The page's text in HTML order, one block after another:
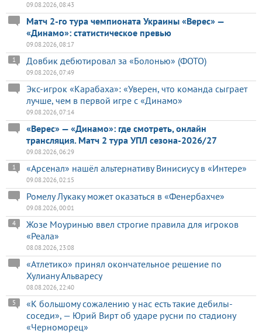
09.08.2026, 08:43
Матч 2-го тура чемпионата Украины «Верес» —
«Динамо»: статистическое превью
09.08.2026, 08:17
Довбик дебютировал за «Болонью» (ФОТО)
1
09.08.2026, 07:49
Экс-игрок «Карабаха»: «Уверен, что команда сыграет
лучше, чем в первой игре с «Динамо»
09.08.2026, 07:14
«Верес» — «Динамо»: где смотреть, онлайн
трансляция. Матч 2 тура УПЛ сезона-2026/27
09.08.2026, 06:29
«Арсенал» нашёл альтернативу Винисиусу в «Интере»
1
09.08.2026, 02:15
Ромелу Лукаку может оказаться в «Фенербахче»
09.08.2026, 00:01
Жозе Моуринью ввел строгие правила для игроков
«Реала»
4
08.08.2026, 23:08
«Атлетико» принял окончательное решение по
Хулиану Альваресу
08.08.2026, 22:40
«К большому сожалению у нас есть такие дебилы-
соседи», — Юрий Вирт об ударе русни по стадиону
«Черноморец»
5